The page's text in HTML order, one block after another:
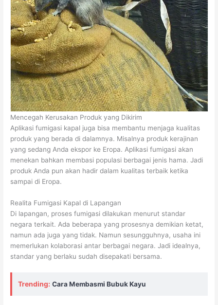
Mencegah Kerusakan Produk yang Dikirim
Aplikasi fumigasi kapal juga bisa membantu menjaga kualitas
produk yang berada di dalamnya. Misalnya produk kerajinan
yang sedang Anda ekspor ke Eropa. Aplikasi fumigasi akan
menekan bahkan membasi populasi berbagai jenis hama. Jadi
produk Anda pun akan hadir dalam kualitas terbaik ketika
sampai di Eropa.
Realita Fumigasi Kapal di Lapangan
Di lapangan, proses fumigasi dilakukan menurut standar
negara terkait. Ada beberapa yang prosesnya demikian ketat,
namun ada juga yang tidak. Namun sesungguhnya, usaha ini
memerlukan kolaborasi antar berbagai negara. Jadi idealnya,
standar yang berlaku sudah disepakati bersama.
Trending: Cara Membasmi Bubuk Kayu